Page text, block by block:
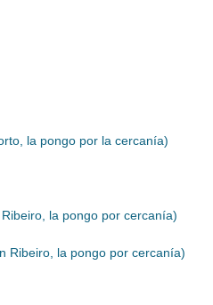
la pongo por la cercanía)
la pongo por cercanía)
Ribeiro, la pongo por cercanía)